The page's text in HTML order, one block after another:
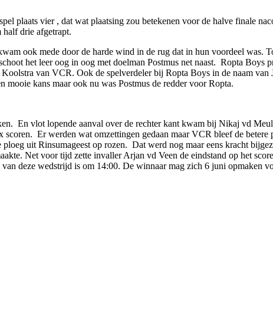
plaats vier , dat wat plaatsing zou betekenen voor de halve finale
drie afgetrapt.
ook mede door de harde wind in de rug dat in hun voordeel was.
het leer oog in oog met doelman Postmus net naast. Ropta Boys
van VCR. Ook de spelverdeler bij Ropta Boys in de naam van
kans maar ook nu was Postmus de redder voor Ropta.
En vlot lopende aanval over de rechter kant kwam bij Nikaj vd
Er werden wat omzettingen gedaan maar VCR bleef de
uit Rinsumageest op rozen. Dat werd nog maar eens kracht
Net voor tijd zette invaller Arjan vd Veen de eindstand op het
deze wedstrijd is om 14:00. De winnaar mag zich 6 juni opmaken